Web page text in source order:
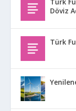
Döviz
Türk